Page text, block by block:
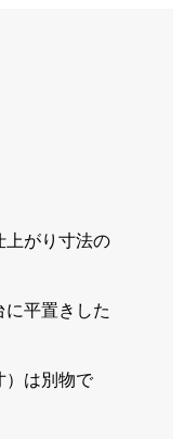
上がり寸法の
平置きした
）は別物で